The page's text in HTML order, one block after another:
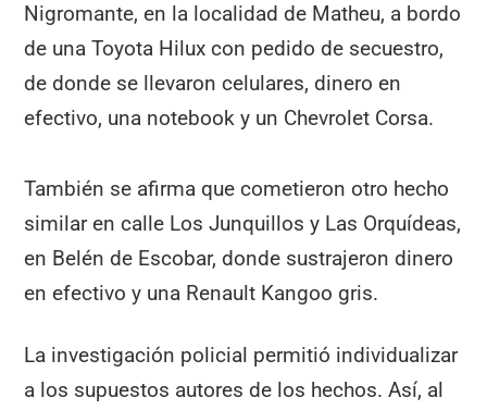
Nigromante, en la localidad de Matheu, a bordo
de una Toyota Hilux con pedido de secuestro,
de donde se llevaron celulares, dinero en
efectivo, una notebook y un Chevrolet Corsa.
También se afirma que cometieron otro hecho
similar en calle Los Junquillos y Las Orquídeas,
en Belén de Escobar, donde sustrajeron dinero
en efectivo y una Renault Kangoo gris.
La investigación policial permitió individualizar
a los supuestos autores de los hechos. Así, al